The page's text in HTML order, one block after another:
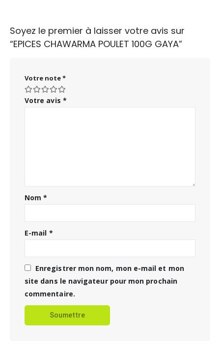
Soyez le premier à laisser votre avis sur
“EPICES CHAWARMA POULET 100G GAYA”
Votre note*
Votre avis *
Nom*
E-mail *
Enregistrer mon nom, mon e-mail et mon
site dans le navigateur pour mon prochain
commentaire.